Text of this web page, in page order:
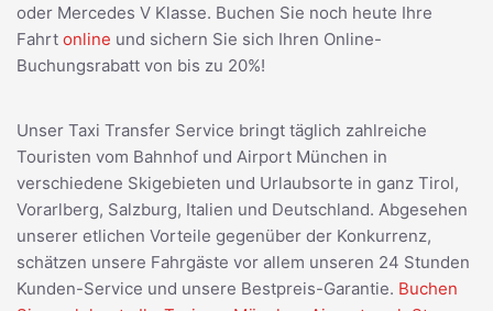
oder Mercedes V Klasse. Buchen Sie noch heute Ihre
Fahrt online und sichern Sie sich Ihren Online-
Buchungsrabatt von bis zu 20%!
Unser Taxi Transfer Service bringt täglich zahlreiche
Touristen vom Bahnhof und Airport München in
verschiedene Skigebieten und Urlaubsorte in ganz Tirol,
Vorarlberg, Salzburg, Italien und Deutschland. Abgesehen
unserer etlichen Vorteile gegenüber der Konkurrenz,
schätzen unsere Fahrgäste vor allem unseren 24 Stunden
Kunden-Service und unsere Bestpreis-Garantie. Buchen